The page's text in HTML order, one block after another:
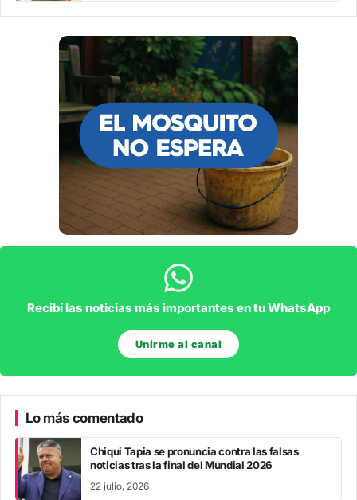
Recibí las noticias más importantes en tu WhatsApp
Unirme al canal
Lo más comentado
Chiqui Tapia se pronuncia contra las falsas
noticias tras la final del Mundial 2026
22 julio, 2026